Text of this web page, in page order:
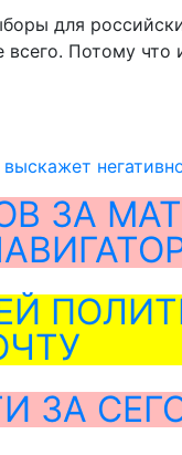
для
Потому
ЗА
ЗА